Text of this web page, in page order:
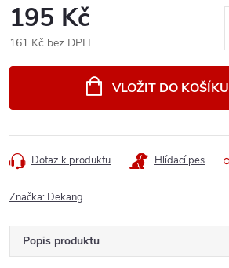
195 Kč
161 Kč bez DPH
VLOŽIT DO KOŠÍKU
Dotaz k produktu Hlídací pes
Značka: Dekang
Popis produktu